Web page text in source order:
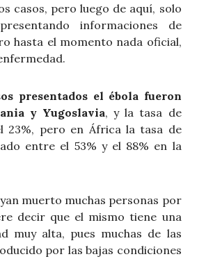
casos, pero luego de aquí, solo
informaciones de
hasta el momento nada oficial,
presentados el ébola fueron
y Yugoslavia, y la tasa de
23%, pero en África la tasa de
entre el 53% y el 88% en la
muerto muchas personas por
decir que el mismo tiene una
muy alta, pues muchas de las
por las bajas condiciones